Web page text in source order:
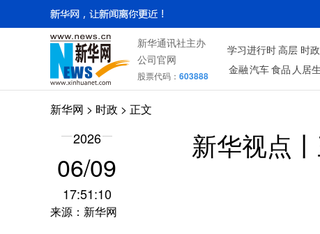
新华通讯社主办
公司官网
股票代码： 603888
学习进行时 高层 时政
金融 汽车 食品 人居
新华网 > 时政 > 正文
2026
06/09
17:51:10
来源：新华网
新华视点